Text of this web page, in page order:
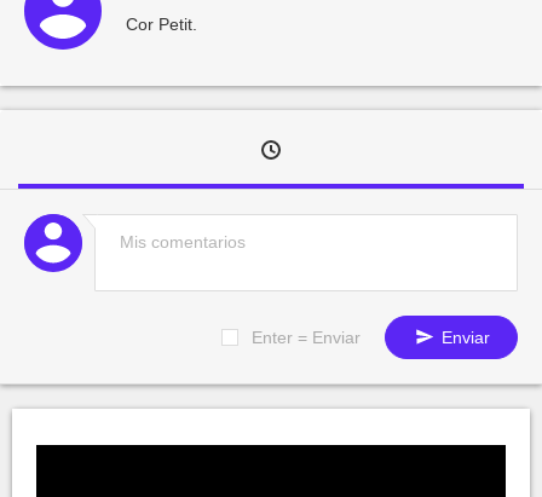
Cor Petit.
Enter = Enviar Enviar